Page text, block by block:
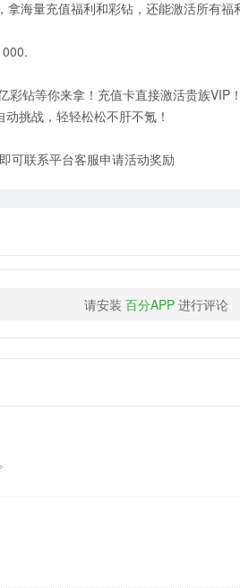
海量充值福利和彩钻，还能激活所有
钻等你来拿！充值卡直接激活贵族VIP
挑战，轻轻松松不肝不氪！
可联系平台客服申请活动奖励
请安装 百分APP 进行评论